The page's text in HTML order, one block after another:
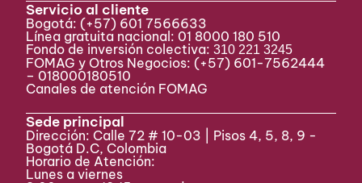
Servicio al cliente
Bogotá: (+57) 601 7566633
Línea gratuita nacional: 01 8000 180 510
Fondo de inversión colectiva:310 221 3245
FOMAG y Otros Negocios: (+57) 601-7562444
– 018000180510
Canales de atención FOMAG
Sede principal
Dirección: Calle 72 # 10-03 | Pisos 4, 5, 8, 9 -
Bogotá D.C, Colombia
Horario de Atención:
Lunes a viernes